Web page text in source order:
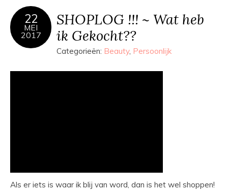
22
MEI
2017
SHOPLOG !!! ~ Wat heb
ik Gekocht??
Categorieën: Beauty, Persoonlijk
Als er iets is waar ik blij van word, dan is het wel shoppen!